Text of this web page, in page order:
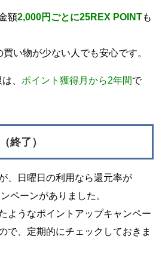
額2,000円ごとに25REX POINTも
い物が少ない人でも安心です。
は、ポイント獲得月から2年間で
終了）
、日曜日の利用なら還元率が
ペーンがありました。
ようなポイントアップキャンペー
で、定期的にチェックしておきま